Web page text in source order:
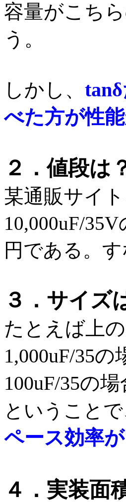
容量がこち
う。
しかし、
べた方が性
２．値段は
某通販サイ
10,000uF/
円である。
３．サイズ
たとえば上
1,000uF/35の
100uF/35の
ということで
ペース効率
４．実装面